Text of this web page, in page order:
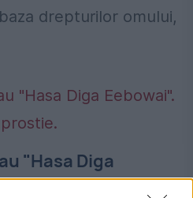
drepturilor omului,
"Hasa Diga
și prostie.